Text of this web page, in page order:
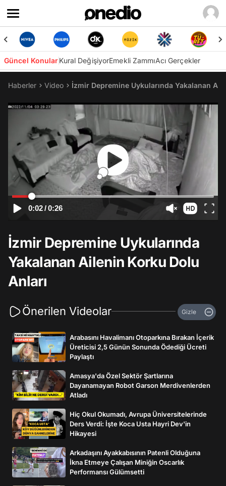
Güncel KonularKural DeğişiyorEmekli ZammıAcı Gerçekler
Haberler Video İzmir Depremine Uykularında Yakalanan
0:02/0:26
İzmir Depremine Uykularında
Yakalanan Ailenin Korku Dolu
Anları
Önerilen Videolar Gizle
Arabasını Havalimanı Otoparkına Bırakan İçerik
Üreticisi 2,5 Günün Sonunda Ödediği Ücreti
Paylaştı
Amasya'da Özel Sektör Şartlarına
Dayanamayan Robot Garson Merdivenlerden
Atladı
Hiç Okul Okumadı, Avrupa Üniversitelerinde
Ders Verdi: İşte Koca Usta Hayri Dev'in
Hikayesi
Arkadaşını Ayakkabısının Patenli Olduğuna
İkna Etmeye Çalışan Miniğin Oscarlık
Performansı Gülümsetti